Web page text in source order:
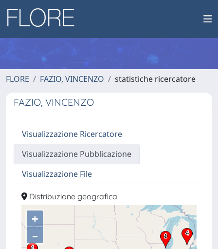
FLORE FAZIO, VINCENZO statistiche ricercatore
FAZIO, VINCENZO
Visualizzazione Ricercatore
Visualizzazione Pubblicazione
Visualizzazione File
Distribuzione geografica
+
–